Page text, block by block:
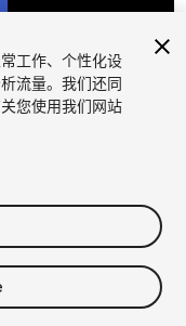
工作、个性化设
流量。我们还同
您使用我们网站